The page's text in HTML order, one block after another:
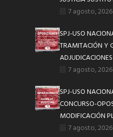
7 agosto, 2026
SPJ-USO
TRAMITACIÓN Y
7 agosto, 2026
SPJ-USO
CONCURSO-
MODIFICACIÓN
7 agosto, 2026